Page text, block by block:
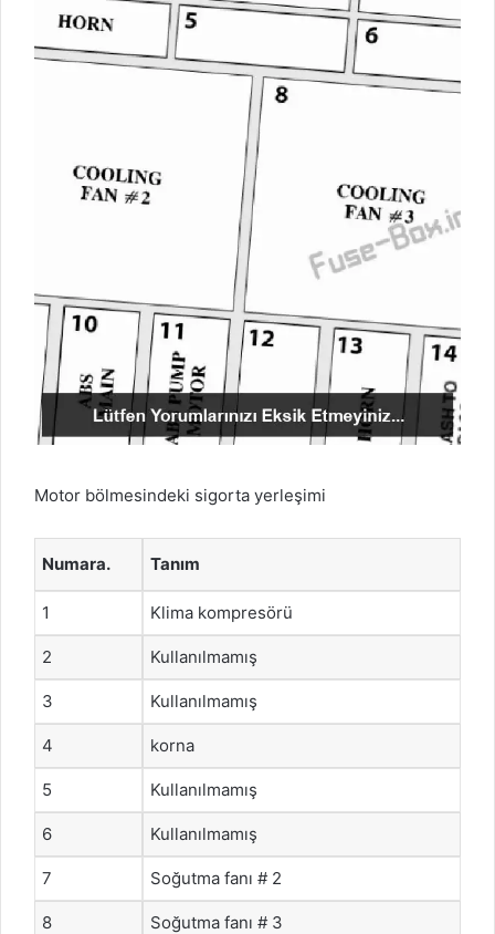
Motor bölmesindeki sigorta yerleşimi
Numara. Tanım
1 Klima kompresörü
2 Kullanılmamış
3 Kullanılmamış
4 korna
5 Kullanılmamış
6 Kullanılmamış
7 Soğutma fanı # 2
8 Soğutma fanı # 3